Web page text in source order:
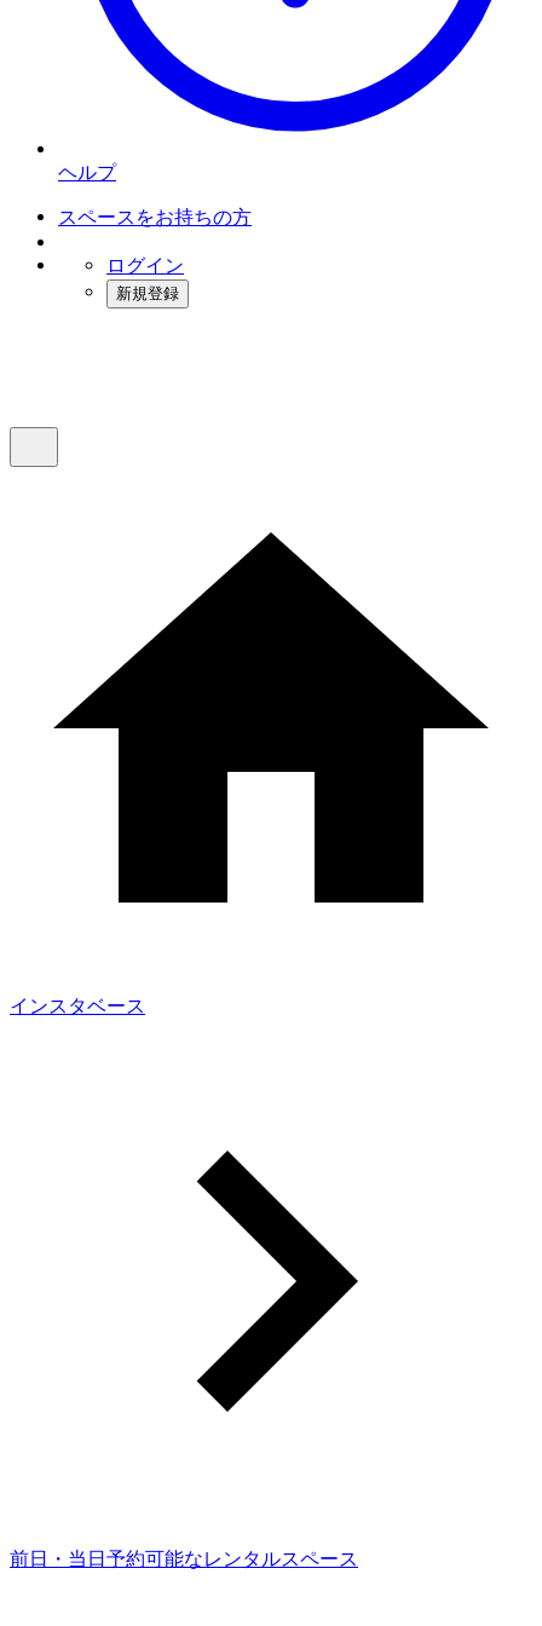
ヘルプ
スペースをお持ちの方
ログイン
新規登録
インスタベース
前日・当日予約可能なレンタルスペース